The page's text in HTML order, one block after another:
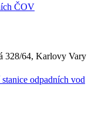
ČOV
328/64, Karlovy Vary
odpadních vod